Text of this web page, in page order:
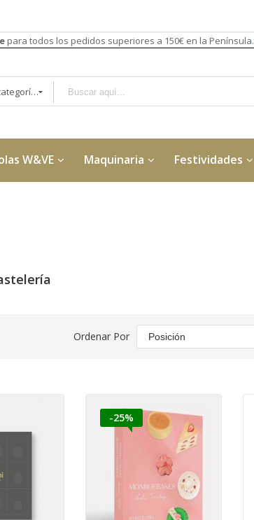
para todos los pedidos superiores a 150€ en la Península.
Todas las categorías
W&VE Maquinaria Festividades
Ordenar Por
-25%